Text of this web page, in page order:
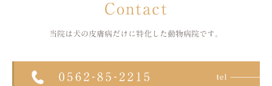
Contact
当院は犬の皮膚病だけに特化した 動物病院です。